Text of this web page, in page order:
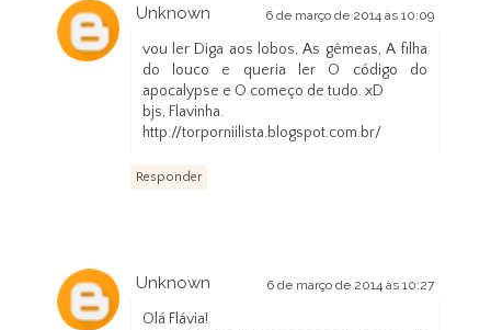
Unknown 6 de março de 2014 às 10:09
vou ler Diga aos lobos, As gêmeas, A filha
do louco e queria ler O código do
apocalypse e O começo de tudo. xD
bjs, Flavinha.
http://torporniilista.blogspot.com.br/
Responder
Unknown 6 de março de 2014 às 10:27
Olá Flávia!